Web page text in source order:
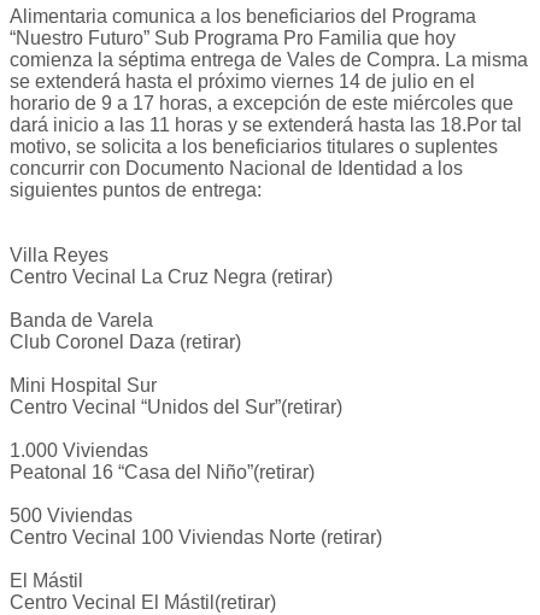
Alimentaria comunica a los beneficiarios del Programa
“Nuestro Futuro” Sub Programa Pro Familia que hoy
comienza la séptima entrega de Vales de Compra. La misma
se extenderá hasta el próximo viernes 14 de julio en el
horario de 9 a 17 horas, a excepción de este miércoles que
dará inicio a las 11 horas y se extenderá hasta las 18.Por tal
motivo, se solicita a los beneficiarios titulares o suplentes
concurrir con Documento Nacional de Identidad a los
siguientes puntos de entrega:
Villa Reyes
Centro Vecinal La Cruz Negra (retirar)
Banda de Varela
Club Coronel Daza (retirar)
Mini Hospital Sur
Centro Vecinal “Unidos del Sur”(retirar)
1.000 Viviendas
Peatonal 16 “Casa del Niño”(retirar)
500 Viviendas
Centro Vecinal 100 Viviendas Norte (retirar)
El Mástil
Centro Vecinal El Mástil(retirar)